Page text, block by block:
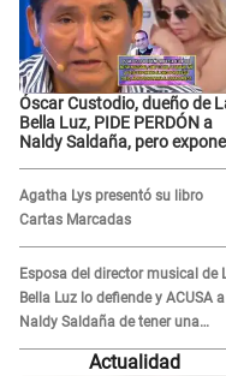
Óscar Custodio, dueño de
Bella Luz, PIDE PERDÓN a
Naldy Saldaña, pero
grabar"
Agatha Lys presentó su libro
Cartas Marcadas
Esposa del director musical de
Bella Luz lo defiende y ACUSA a
Naldy Saldaña de tener una
relación con él y otros
Actualidad